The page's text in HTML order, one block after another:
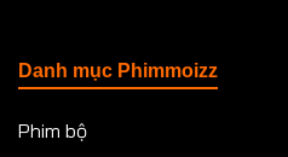
Danh mục Phimmoizz
Phim bộ